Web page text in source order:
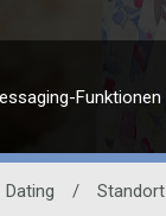
Funktionen
Dating / Standort